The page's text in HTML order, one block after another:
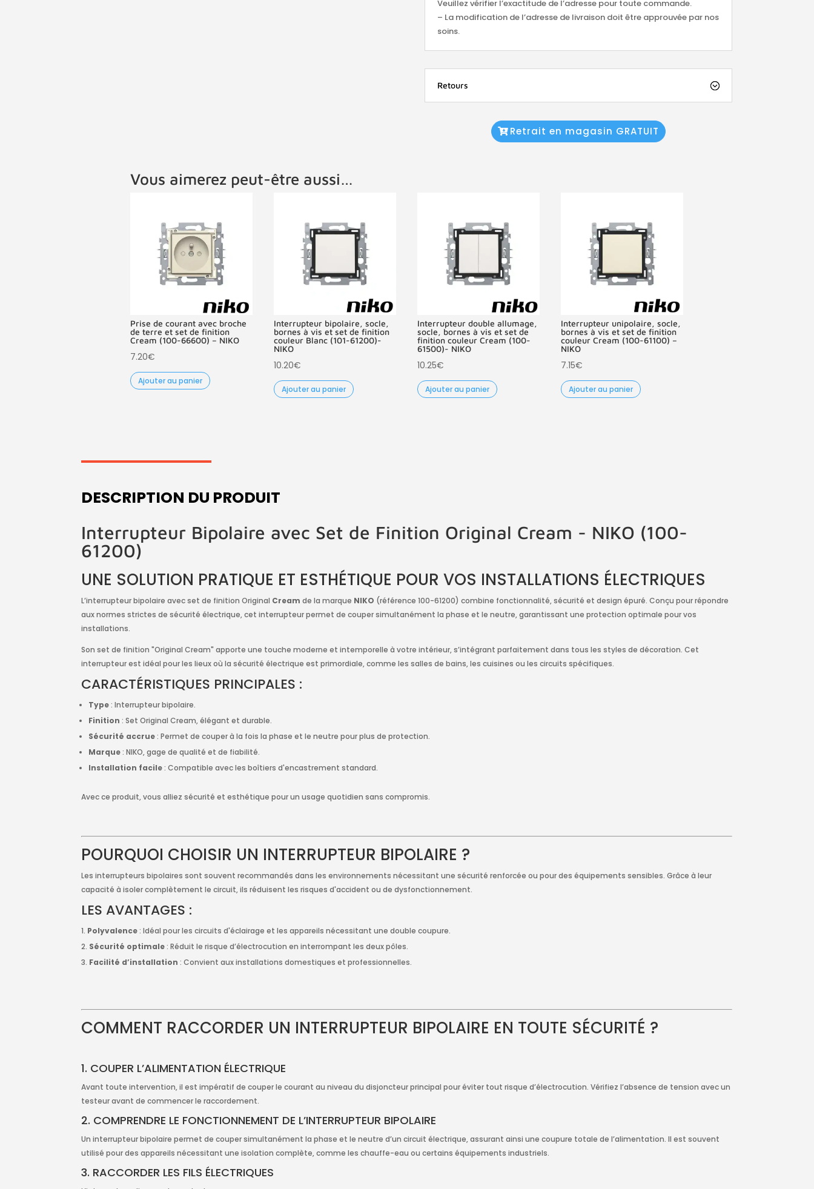
Veuillez vérifier l’exactitude de l’adresse pour toute commande.
– La modification de l’adresse de livraison doit être approuvée par nos
soins.
Retours
Retrait en magasin GRATUIT
Vous aimerez peut-être aussi…
Prise de courant avec broche
de terre et set de finition
Cream (100-66600) – NIKO
7.20€
Ajouter au panier
Interrupteur bipolaire, socle,
bornes à vis et set de finition
couleur Blanc (101-61200)-
NIKO
10.20€
Ajouter au panier
Interrupteur double allumage,
socle, bornes à vis et set de
finition couleur Cream (100-
61500)- NIKO
10.25€
Ajouter au panier
Interrupteur unipolaire, socle,
bornes à vis et set de finition
couleur Cream (100-61100) –
NIKO
7.15€
Ajouter au panier
DESCRIPTION DU PRODUIT
Interrupteur Bipolaire avec Set de Finition Original Cream - NIKO (100-
61200)
UNE SOLUTION PRATIQUE ET ESTHÉTIQUE POUR VOS INSTALLATIONS ÉLECTRIQUES
L’interrupteur bipolaire avec set de finition Original Cream de la marque NIKO (référence 100-61200) combine fonctionnalité, sécurité et design épuré. Conçu pour répondre
aux normes strictes de sécurité électrique, cet interrupteur permet de couper simultanément la phase et le neutre, garantissant une protection optimale pour vos
installations.
Son set de finition "Original Cream" apporte une touche moderne et intemporelle à votre intérieur, s’intégrant parfaitement dans tous les styles de décoration. Cet
interrupteur est idéal pour les lieux où la sécurité électrique est primordiale, comme les salles de bains, les cuisines ou les circuits spécifiques.
CARACTÉRISTIQUES PRINCIPALES :
Type : Interrupteur bipolaire.
Finition : Set Original Cream, élégant et durable.
Sécurité accrue : Permet de couper à la fois la phase et le neutre pour plus de protection.
Marque : NIKO, gage de qualité et de fiabilité.
Installation facile : Compatible avec les boîtiers d'encastrement standard.
Avec ce produit, vous alliez sécurité et esthétique pour un usage quotidien sans compromis.
POURQUOI CHOISIR UN INTERRUPTEUR BIPOLAIRE ?
Les interrupteurs bipolaires sont souvent recommandés dans les environnements nécessitant une sécurité renforcée ou pour des équipements sensibles. Grâce à leur
capacité à isoler complètement le circuit, ils réduisent les risques d'accident ou de dysfonctionnement.
LES AVANTAGES :
Polyvalence : Idéal pour les circuits d'éclairage et les appareils nécessitant une double coupure.
Sécurité optimale : Réduit le risque d’électrocution en interrompant les deux pôles.
Facilité d’installation : Convient aux installations domestiques et professionnelles.
COMMENT RACCORDER UN INTERRUPTEUR BIPOLAIRE EN TOUTE SÉCURITÉ ?
1. COUPER L’ALIMENTATION ÉLECTRIQUE
Avant toute intervention, il est impératif de couper le courant au niveau du disjoncteur principal pour éviter tout risque d’électrocution. Vérifiez l’absence de tension avec un
testeur avant de commencer le raccordement.
2. COMPRENDRE LE FONCTIONNEMENT DE L’INTERRUPTEUR BIPOLAIRE
Un interrupteur bipolaire permet de couper simultanément la phase et le neutre d’un circuit électrique, assurant ainsi une coupure totale de l’alimentation. Il est souvent
utilisé pour des appareils nécessitant une isolation complète, comme les chauffe-eau ou certains équipements industriels.
3. RACCORDER LES FILS ÉLECTRIQUES